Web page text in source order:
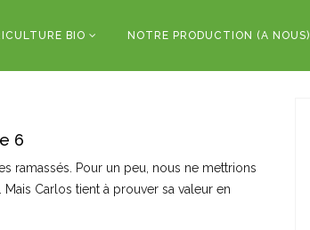
BIO NOTRE PRODUCTION (A NOUS)
6
ramassés. Pour un peu, nous ne mettrions
Carlos tient à prouver sa valeur en